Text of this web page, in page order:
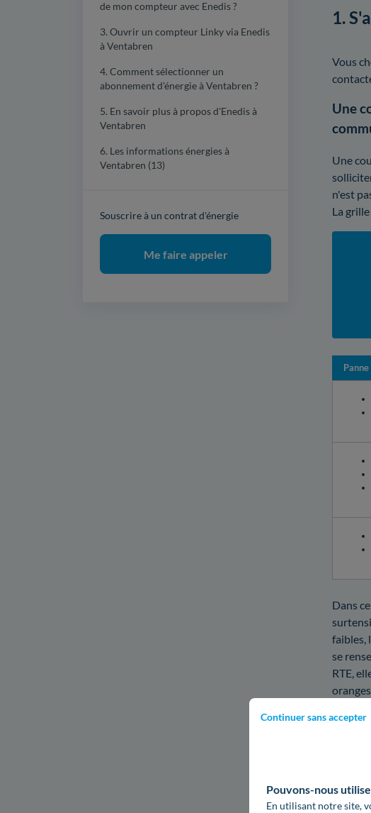
Continuer sans accepter
Pouvons-nous
En utilisant notre site,
de mon compteur avec Enedis ?
3. Ouvrir un compteur Linky via Enedis
à Ventabren
4. Comment sélectionner un
abonnement d'énergie à Ventabren ?
5. En savoir plus à propos d'Enedis à
Ventabren
6. Les informations énergies à
Ventabren (13)
Souscrire à un contrat d'énergie
Me faire appeler
1.
Vous
Une
Une
n'est
La
Panne
Dans
faibles,
se
RTE,
Quel
Vous